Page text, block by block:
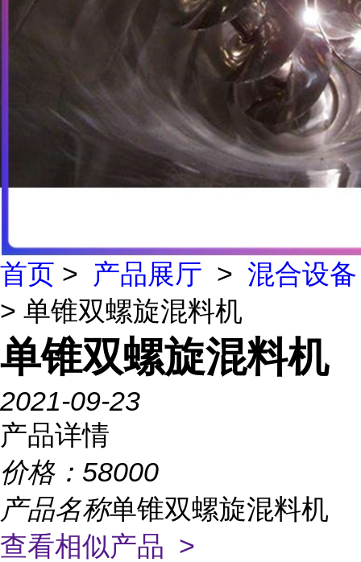
首页 > 产品展厅 > 混合设备
> 单锥双螺旋混料机
单锥双螺旋混料机
2021-09-23
产品详情
价格： 58000
产品名称单锥双螺旋混料机
查看相似产品 >